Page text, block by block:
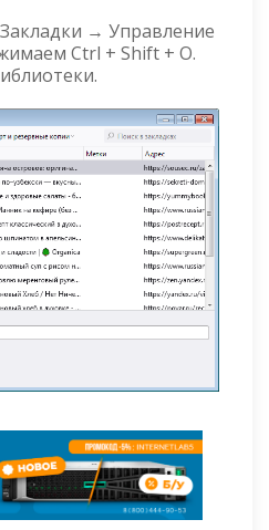
→ Управление
Ctrl + Shift + O.